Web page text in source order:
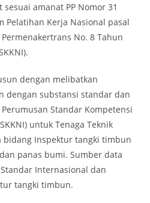
amanat PP Nomor 31
Pelatihan Kerja Nasional pasal
No. 8 Tahun
dengan melibatkan
dengan substansi standar dan
Standar Kompetensi
untuk Tenaga Teknik
bidang Inspektur tangki timbun
panas bumi. Sumber data
Internasional dan
tangki timbun.